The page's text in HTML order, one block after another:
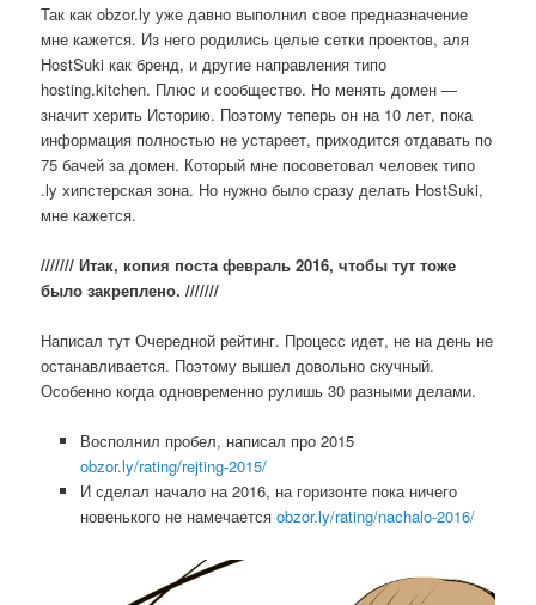
Так как obzor.ly уже давно выполнил свое предназначение
мне кажется. Из него родились целые сетки проектов, аля
HostSuki как бренд, и другие направления типо
hosting.kitchen. Плюс и сообщество. Но менять домен —
значит херить Историю. Поэтому теперь он на 10 лет, пока
информация полностью не устареет, приходится отдавать по
75 бачей за домен. Который мне посоветовал человек типо
.ly хипстерская зона. Но нужно было сразу делать HostSuki,
мне кажется.
/////// Итак, копия поста февраль 2016, чтобы тут тоже
было закреплено. ///////
Написал тут Очередной рейтинг. Процесс идет, не на день не
останавливается. Поэтому вышел довольно скучный.
Особенно когда одновременно рулишь 30 разными делами.
Восполнил пробел, написал про 2015
obzor.ly/rating/rejting-2015/
И сделал начало на 2016, на горизонте пока ничего
новенького не намечается obzor.ly/rating/nachalo-2016/